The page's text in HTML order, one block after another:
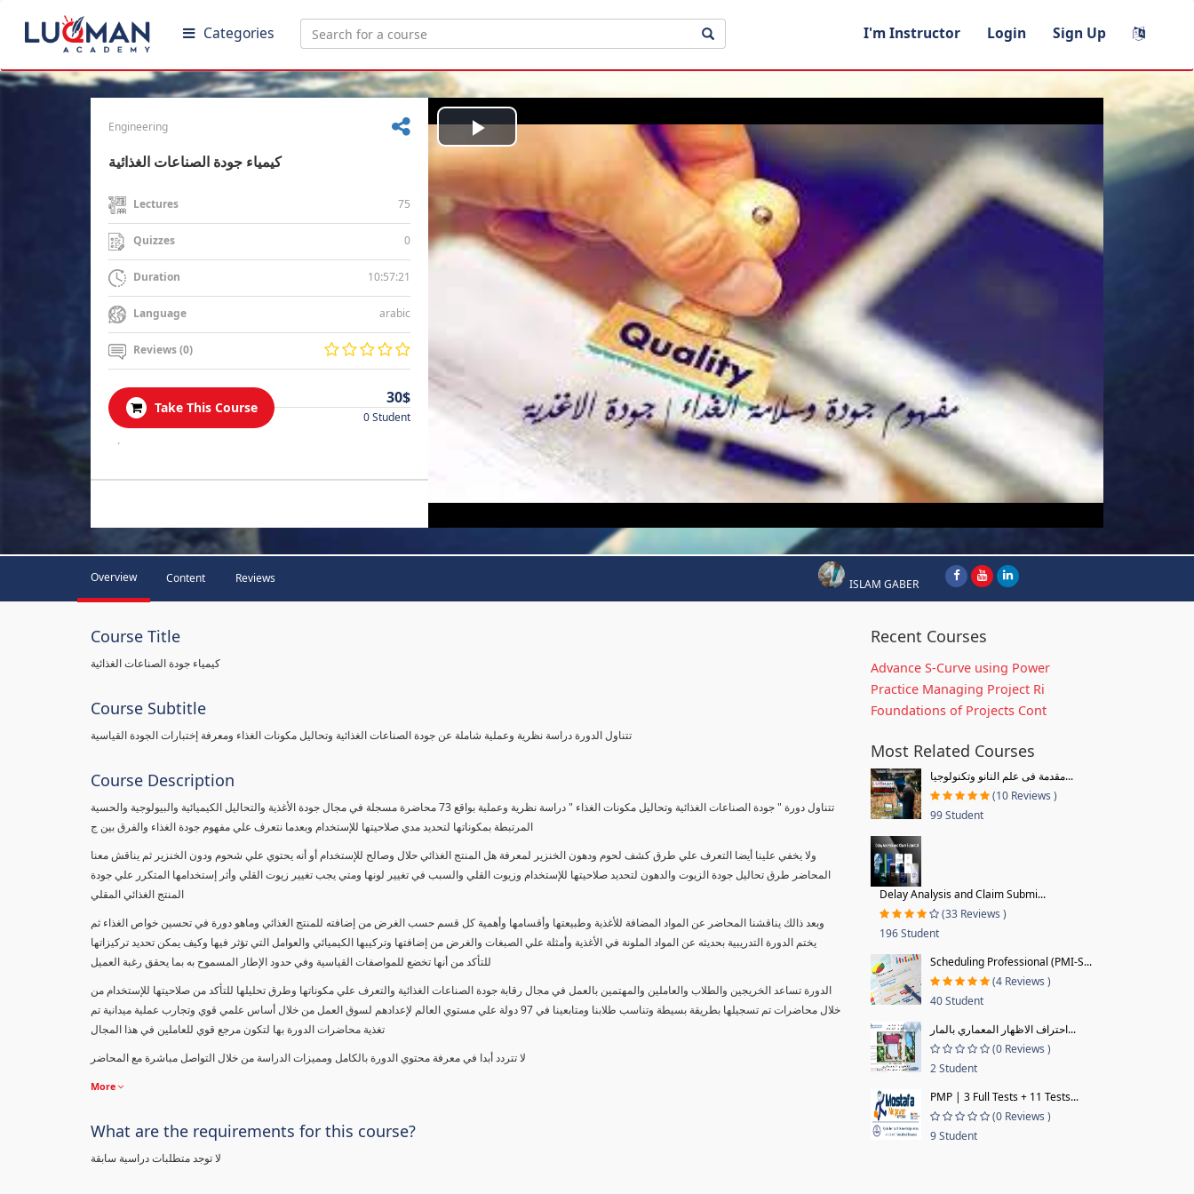
Categories I'm Instructor Login Sign Up
Engineering
كيمياء جودة الصناعات الغذائية
Lectures 75
Quizzes 0
Duration 10:57:21
Language arabic
Reviews (0)
Take This Course
30$
0 Student
.
Play
Video
Overview Content Reviews ISLAM GABER
Course Title
كيمياء جودة الصناعات الغذائية
Course Subtitle
تتناول الدورة دراسة نظرية وعملية شاملة عن جودة الصناعات الغذائية وتحاليل مكونات الغذاء ومعرفة إختبارات الجودة القياسية
Course Description
تتناول دورة " جودة الصناعات الغذائية وتحاليل مكونات الغذاء " دراسة نظرية وعملية بواقع 73 محاضرة مسجلة في مجال جودة الأغذية والتحاليل الكيميائية والبيولوجية والحسية
المرتبطة بمكوناتها لتحديد مدي صلاحيتها للإستخدام وبعدما نتعرف علي مفهوم جودة الغذاء والفرق بين ج
ولا يخفي علينا أيضا التعرف علي طرق كشف لحوم ودهون الخنزير لمعرفة هل المنتج الغذائي حلال وصالح للإستخدام أو أنه يحتوي علي شحوم ودون الخنزير ثم يناقش معنا
المحاضر طرق تحاليل جودة الزيوت والدهون لتحديد صلاحيتها للإستخدام وزيوت القلي والسبب في تغيير لونها ومتي يجب تغيير زيوت القلي وأثر إستخدامها المتكرر علي جودة
المنتج الغذائي المقلي
وبعد ذالك يناقشنا المحاضر عن المواد المضافة للأغذية وطبيعتها وأقسامها وأهمية كل قسم حسب الغرض من إضافته للمنتج الغذائي وماهو دورة في تحسين خواص الغذاء ثم
يختم الدورة التدريبية بحديثه عن المواد الملونة في الأغذية وأمثلة علي الصبغات والغرض من إضافتها وتركيبها الكيميائي والعوامل التي تؤثر فيها وكيف يمكن تحديد تركيزاتها
للتأكد من أنها تخضع للمواصفات القياسية وفي حدود الإطار المسموح به بما يحقق رغبة العميل
الدورة تساعد الخريجين والطلاب والعاملين والمهتمين بالعمل في مجال رقابة جودة الصناعات الغذائية والتعرف علي مكوناتها وطرق تحليلها للتأكد من صلاحيتها للإستخدام من
خلال محاضرات تم تسجيلها بطريقة بسيطة وتناسب طلابنا ومتابعينا في 97 دولة علي مستوي العالم لإعدادهم لسوق العمل من خلال أساس علمي قوي وتجارب عملية ميدانية تم
تغذية محاضرات الدورة بها لتكون مرجع قوي للعاملين في هذا المجال
لا تتردد أبدا في معرفة محتوي الدورة بالكامل ومميزات الدراسة من خلال التواصل مباشرة مع المحاضر
More
What are the requirements for this course?
لا توجد متطلبات دراسية سابقة
Recent Courses
Advance S-Curve using Power
Practice Managing Project Ri
Foundations of Projects Cont
Most Related Courses
مقدمة فى علم النانو وتكنولوجيا...
(10 Reviews )
99 Student
Delay Analysis and Claim Submi...
(33 Reviews )
196 Student
Scheduling Professional (PMI-S...
(4 Reviews )
40 Student
احتراف الاظهار المعماري بالمار...
(0 Reviews )
2 Student
PMP | 3 Full Tests + 11 Tests...
(0 Reviews )
9 Student